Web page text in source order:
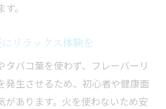
。
リラックス体験を
タバコ葉を使わず、フレーバーリ
発生させるため、初心者や健康面
があります。火を使わないため安